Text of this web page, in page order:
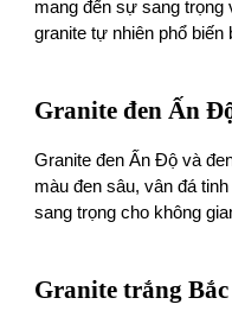
mang đến sự sang trọng
granite tự nhiên phổ biến
Granite đen Ấn
Granite đen Ấn Độ và
màu đen sâu, vân đá
sang trọng cho không
Granite trắng